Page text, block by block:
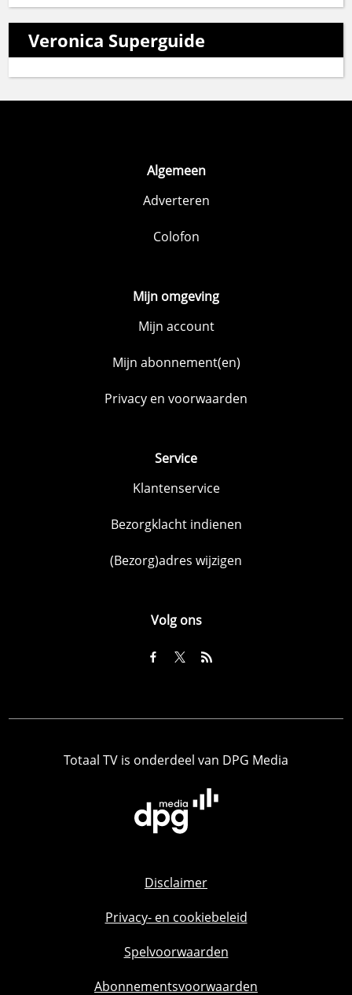
Veronica Superguide
Algemeen
Adverteren
Colofon
Mijn omgeving
Mijn account
Mijn abonnement(en)
Privacy en voorwaarden
Service
Klantenservice
Bezorgklacht indienen
(Bezorg)adres wijzigen
Volg ons
Totaal TV is onderdeel van DPG Media
Disclaimer
Privacy- en cookiebeleid
Spelvoorwaarden
Abonnementsvoorwaarden